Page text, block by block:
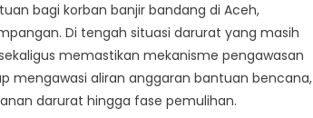
bagi korban banjir bandang di Aceh,
Di tengah situasi darurat yang masih
memastikan mekanisme pengawasan
mengawasi aliran anggaran bantuan bencana,
darurat hingga fase pemulihan.